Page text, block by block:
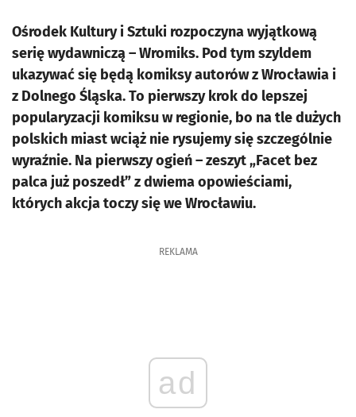
Ośrodek Kultury i Sztuki rozpoczyna wyjątkową
serię wydawniczą – Wromiks. Pod tym szyldem
ukazywać się będą komiksy autorów z Wrocławia i
z Dolnego Śląska. To pierwszy krok do lepszej
popularyzacji komiksu w regionie, bo na tle dużych
polskich miast wciąż nie rysujemy się szczególnie
wyraźnie. Na pierwszy ogień – zeszyt „Facet bez
palca już poszedł” z dwiema opowieściami,
których akcja toczy się we Wrocławiu.
REKLAMA
ad